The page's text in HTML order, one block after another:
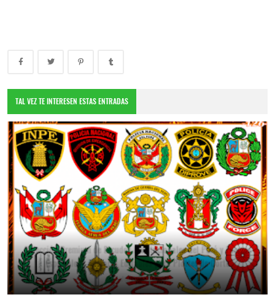
TAL VEZ TE INTERESEN ESTAS ENTRADAS
Colección Premium de Escudos Institucionales del Perú y Fuerzas
Especiales | Vectores Editables para Plotter de Corte
July 25, 2026